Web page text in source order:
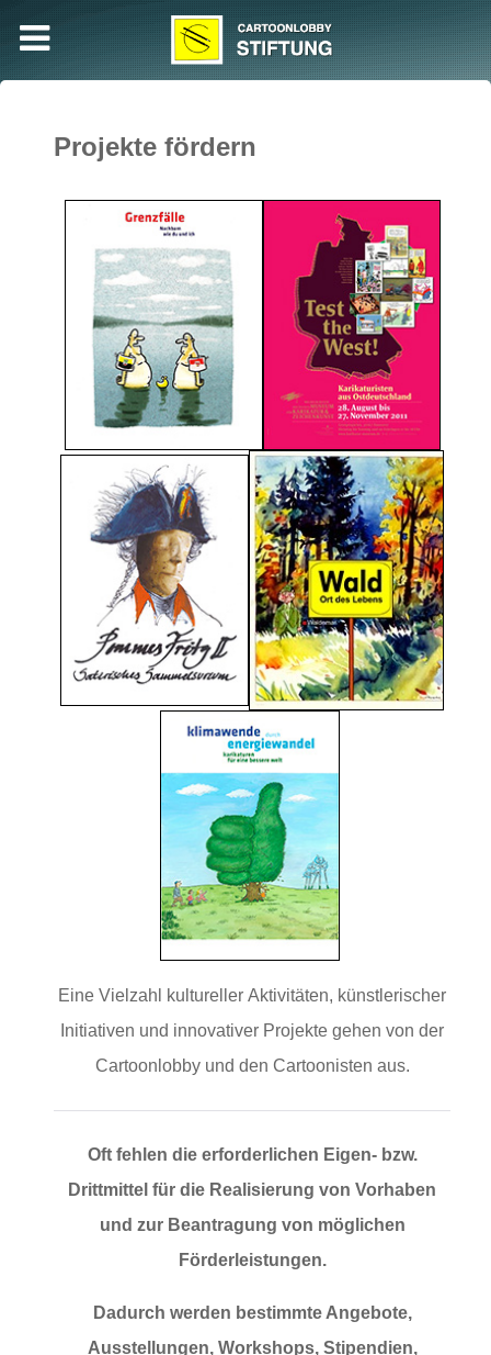
Projekte fördern
Eine Vielzahl kultureller Aktivitäten, künstlerischer
Initiativen und innovativer Projekte gehen von der
Cartoonlobby und den Cartoonisten aus.
Oft fehlen die erforderlichen Eigen- bzw.
Drittmittel für die Realisierung von Vorhaben
und zur Beantragung von möglichen
Förderleistungen.
Dadurch werden bestimmte Angebote,
Ausstellungen, Workshops, Stipendien,